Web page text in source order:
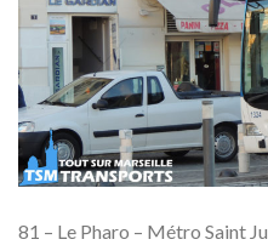
81 – Le Pharo – Métro Saint